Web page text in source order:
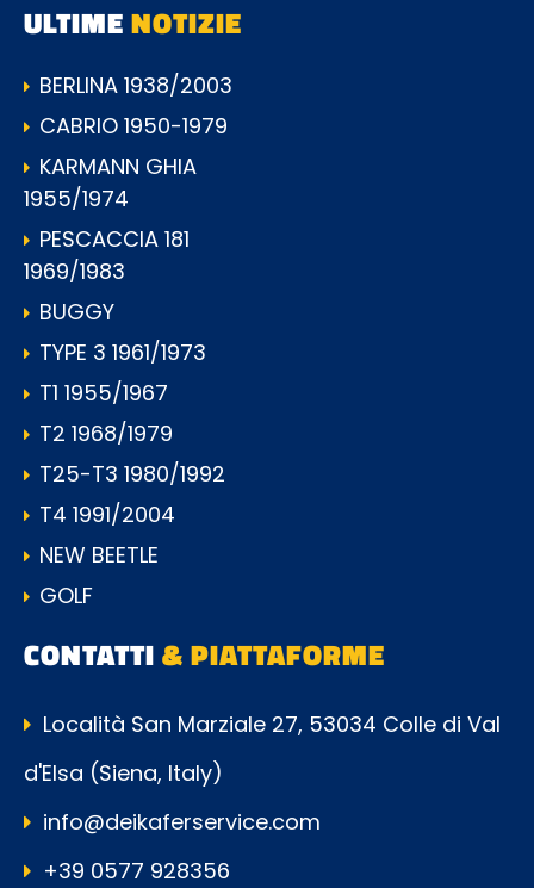
ULTIMENOTIZIE
BERLINA 1938/2003
CABRIO 1950-1979
KARMANN GHIA
1955/1974
PESCACCIA 181
1969/1983
BUGGY
TYPE 3 1961/1973
T1 1955/1967
T2 1968/1979
T25-T3 1980/1992
T4 1991/2004
NEW BEETLE
GOLF
CONTATTI& PIATTAFORME
Località San Marziale 27, 53034 Colle di Val
d'Elsa (Siena, Italy)
info@deikaferservice.com
+39 0577 928356